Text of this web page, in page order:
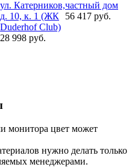
ул. Катерников,
д. 10, к. 1 (ЖК
Duderhof Club)
28 998 руб.
частный дом
56 417 руб.
монитора цвет может
нужно делать только
менеджерами.